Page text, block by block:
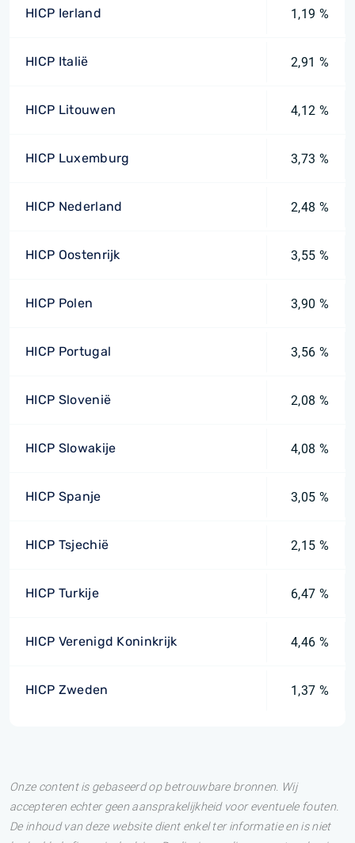
HICP Ierland 1,19 %
HICP Italië 2,91 %
HICP Litouwen 4,12 %
HICP Luxemburg 3,73 %
HICP Nederland 2,48 %
HICP Oostenrijk 3,55 %
HICP Polen 3,90 %
HICP Portugal 3,56 %
HICP Slovenië 2,08 %
HICP Slowakije 4,08 %
HICP Spanje 3,05 %
HICP Tsjechië 2,15 %
HICP Turkije 6,47 %
HICP Verenigd Koninkrijk 4,46 %
HICP Zweden 1,37 %
Onze content is gebaseerd op betrouwbare bronnen. Wij
accepteren echter geen aansprakelijkheid voor eventuele fouten.
De inhoud van deze website dient enkel ter informatie en is niet